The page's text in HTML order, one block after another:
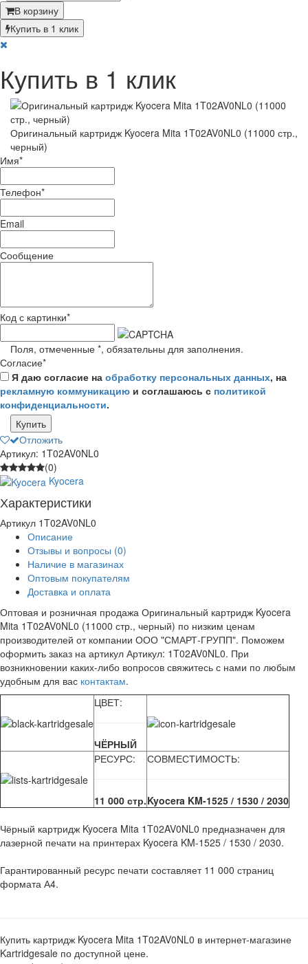
В корзину
Купить в 1 клик
Купить в 1 клик
Оригинальный картридж Kyocera Mita 1T02AV0NL0 (11000 стр.,
черный)
Имя*
Телефон*
Email
Сообщение
Код с картинки*
Поля, отмеченные *, обязательны для заполнения.
Согласие*
Я даю согласие на обработку персональных данных, на
рекламную коммуникацию и соглашаюсь с политикой
конфиденциальности.
Купить
Отложить
Артикул: 1T02AV0NL0
(0)
Kyocera
Характеристики
Артикул 1T02AV0NL0
Описание
Отзывы и вопросы (0)
Наличие в магазинах
Оптовым покупателям
Доставка и оплата
Оптовая и розничная продажа Оригинальный картридж Kyocera
Mita 1T02AV0NL0 (11000 стр., черный) по низким ценам
производителей от компании ООО "СМАРТ-ГРУПП". Поможем
оформить заказ на артикул Артикул: 1T02AV0NL0. При
возникновении каких-либо вопросов свяжитесь с нами по любым
удобным для вас контактам.
ЦВЕТ:
ЧЁРНЫЙ
РЕСУРС:
11 000 стр.
СОВМЕСТИМОСТЬ:
Kyocera KM-1525 / 1530 / 2030
Чёрный картридж Kyocera Mita 1T02AV0NL0 предназначен для
лазерной печати на принтерах Kyocera KM-1525 / 1530 / 2030.
Гарантированный ресурс печати составляет 11 000 страниц
формата А4.
Купить картридж Kyocera Mita 1T02AV0NL0 в интернет-магазине
Kartridgesale по доступной цене.